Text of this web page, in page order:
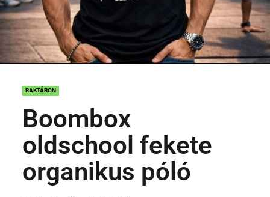
RAKTÁRON
Boombox
oldschool fekete
organikus póló